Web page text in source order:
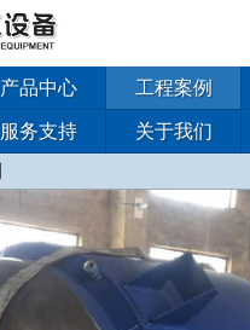
产品中心 工程案例
服务支持 关于我们